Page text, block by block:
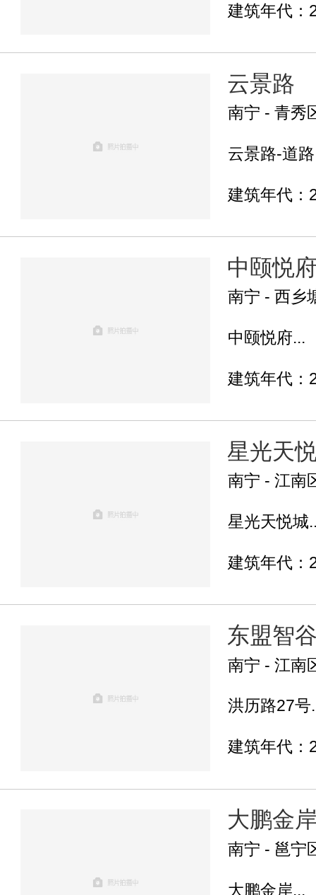
建筑年代：
云景路
南宁 - 青秀
云景路-道
建筑年代：
中颐悦
南宁 - 西乡
中颐悦府...
建筑年代：
星光天
南宁 - 江南
星光天悦城
建筑年代：
东盟智
南宁 - 江南
洪历路27号
建筑年代：
大鹏金
南宁 - 邕宁
大鹏金岸...